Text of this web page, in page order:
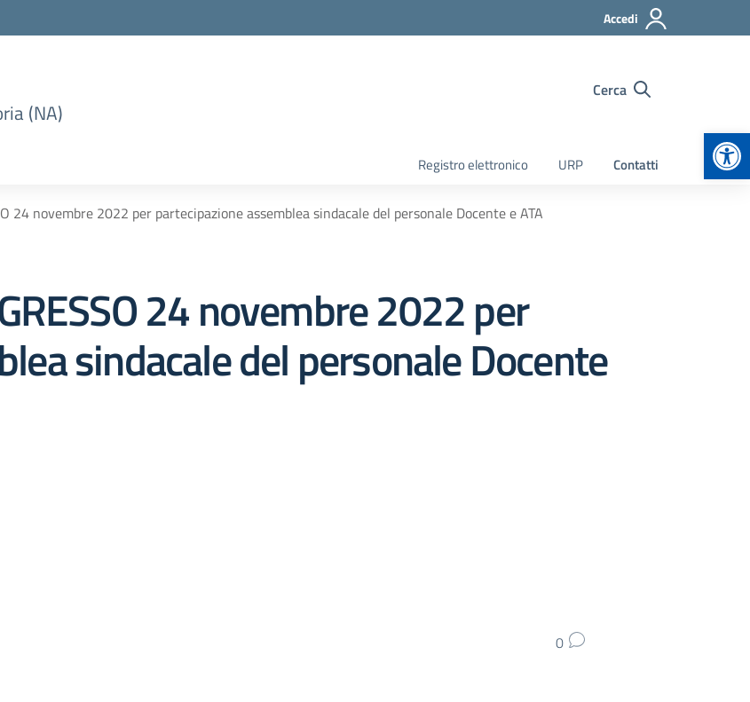
Accedi
(NA)
Cerca
Registro elettronico URP Contatti
24 novembre 2022 per partecipazione assemblea sindacale del personale Docente e ATA
24 novembre 2022 per
sindacale del personale Docente
0